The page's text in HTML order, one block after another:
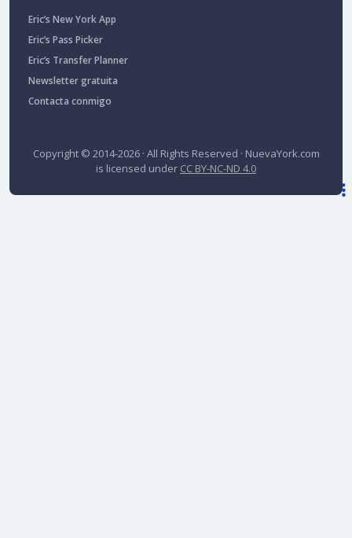
Eric’s New York App
Eric’s Pass Picker
Eric’s Transfer Planner
Newsletter gratuita
Contacta conmigo
Copyright © 2014-2026 · All Rights Reserved · NuevaYork.com
is licensed under CC BY-NC-ND 4.0